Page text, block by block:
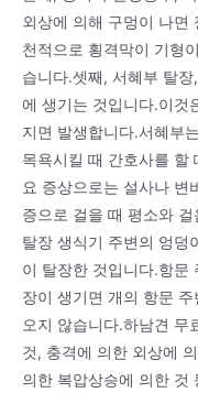
외상에 의해 구멍이 나면
천적으로 횡격막이 기형
습니다.셋째, 서혜부 탈
에 생기는 것입니다.이것
지면 발생합니다.서혜부
목욕시킬 때 간호사를 할
요 증상으로는 설사나 변
증으로 걸을 때 평소와
탈장 생식기 주변의 엉덩
이 탈장한 것입니다.항문
장이 생기면 개의 항문
오지 않습니다.하남견 무
것, 충격에 의한 외상에
의한 복압상승에 의한 것